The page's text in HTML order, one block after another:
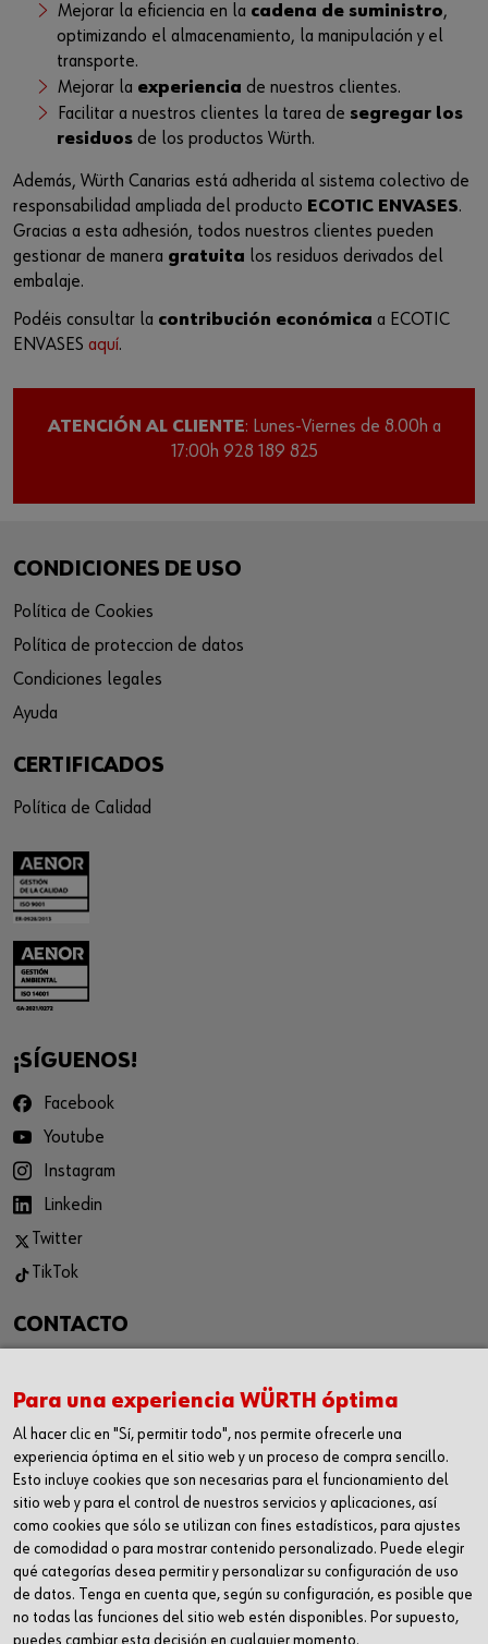
Mejorar la eficiencia en la cadena de suministro,
optimizando el almacenamiento, la manipulación y el
transporte.
Mejorar la experiencia de nuestros clientes.
Facilitar a nuestros clientes la tarea de segregar los
residuos de los productos Würth.
Además, Würth Canarias está adherida al sistema colectivo de
responsabilidad ampliada del producto ECOTIC ENVASES.
Gracias a esta adhesión, todos nuestros clientes pueden
gestionar de manera gratuita los residuos derivados del
embalaje.
Podéis consultar la contribución económica a ECOTIC
ENVASES aquí.
ATENCIÓN AL CLIENTE: Lunes-Viernes de 8.00h a
17:00h 928 189 825
CONDICIONES DE USO
Política de Cookies
Política de proteccion de datos
Condiciones legales
Ayuda
CERTIFICADOS
Política de Calidad
¡SÍGUENOS!
Facebook
Youtube
Instagram
Linkedin
Twitter
TikTok
CONTACTO
C/ Las Casuarinas 117, 35118
Las Palmas de Gran Canaria
Teléfono: 928 189 825
Fax: 928 188 922
tiendacanarias@wurth.es
¡DESCARGA NUESTRA APP!
Para una experiencia WÜRTH óptima
Al hacer clic en "Sí, permitir todo", nos permite ofrecerle una
experiencia óptima en el sitio web y un proceso de compra sencillo.
Esto incluye cookies que son necesarias para el funcionamiento del
sitio web y para el control de nuestros servicios y aplicaciones, así
como cookies que sólo se utilizan con fines estadísticos, para ajustes
de comodidad o para mostrar contenido personalizado. Puede elegir
qué categorías desea permitir y personalizar su configuración de uso
de datos. Tenga en cuenta que, según su configuración, es posible que
no todas las funciones del sitio web estén disponibles. Por supuesto,
puedes cambiar esta decisión en cualquier momento.